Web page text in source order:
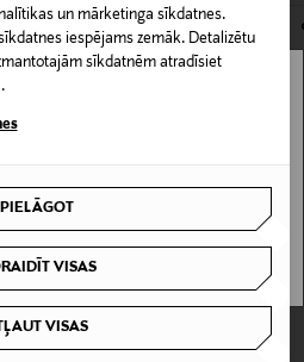
un mārketinga sīkdatnes.
iespējams zemāk. Detalizētu
sīkdatnēm atradīsiet
PIELĀGOT
VISAS
VISAS
un 2% elastāns
tīrīt. Gludināšana
TOMMY HILFIGER
Barrel džinsi
tavā valstī.